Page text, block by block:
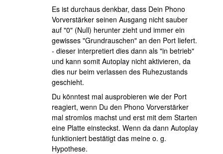
Es ist durchaus denkbar, dass Dein Phono
Vorverstärker seinen Ausgang nicht sauber
auf "0" (Null) herunter zieht und immer ein
gewisses "Grundrauschen" an den Port liefert.
- dieser interpretiert dies dann als "in betrieb"
und kann somit Autoplay nicht aktivieren, da
dies nur beim verlassen des Ruhezustands
geschieht.
Du könntest mal ausprobieren wie der Port
reagiert, wenn Du den Phono Vorverstärker
mal stromlos machst und erst mit dem Starten
eine Platte einsteckst. Wenn da dann Autoplay
funktioniert bestätigt das meine o. g.
Hypothese.